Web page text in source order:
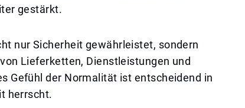
gestärkt.
nur Sicherheit gewährleistet, sondern
Lieferketten, Dienstleistungen und
Gefühl der Normalität ist entscheidend in
herrscht.